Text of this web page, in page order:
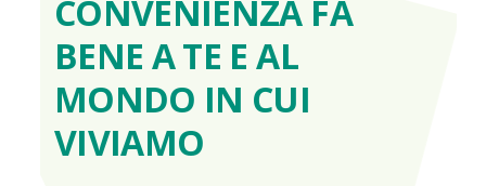
CONVENIENZA FA
BENE A TE E AL
MONDO IN CUI
VIVIAMO